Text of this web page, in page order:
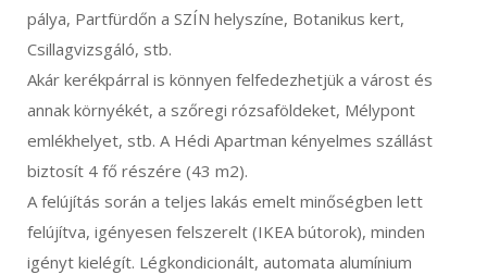
pálya, Partfürdőn a SZÍN helyszíne, Botanikus kert,
Csillagvizsgáló, stb.
Akár kerékpárral is könnyen felfedezhetjük a várost és
annak környékét, a szőregi rózsaföldeket, Mélypont
emlékhelyet, stb. A Hédi Apartman kényelmes szállást
biztosít 4 fő részére (43 m2).
A felújítás során a teljes lakás emelt minőségben lett
felújítva, igényesen felszerelt (IKEA bútorok), minden
igényt kielégít. Légkondicionált, automata alumínium